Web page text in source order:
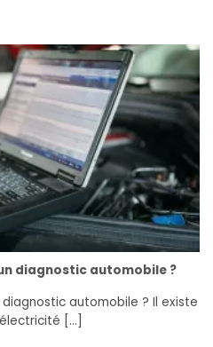
diagnostic automobile ?
automobile ? Il existe
[...]